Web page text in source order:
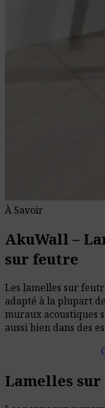
À Savoir
AkuWall –
sur feutre
Les lamelles sur
adapté à la plupart
muraux acoustiques
aussi bien dans des
Lamelles